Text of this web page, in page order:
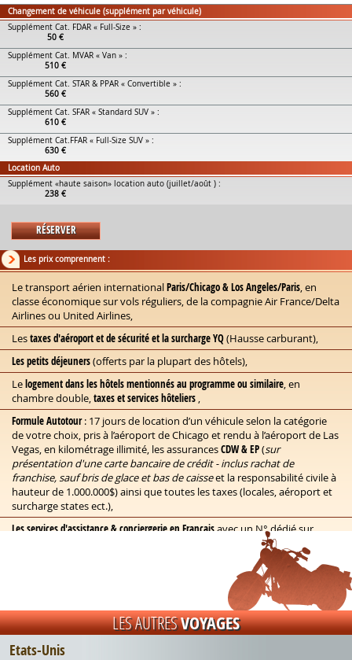
LES AUTRESVOYAGES
Etats-Unis
Changement de véhicule (supplément par véhicule)
Supplément Cat. FDAR « Full-Size » :
50 €
Supplément Cat. MVAR « Van » :
510 €
Supplément Cat. STAR & PPAR « Convertible » :
560 €
Supplément Cat. SFAR « Standard SUV » :
610 €
Supplément Cat.FFAR « Full-Size SUV » :
630 €
Location Auto
Supplément «haute saison» location auto (juillet/août ) :
238 €
RÉSERVER
Les prix comprennent :
Le transport aérien internationalParis/Chicago & Los Angeles/Paris, en
classe économique sur vols réguliers, de la compagnie Air France/Delta
Airlines ou United Airlines,
Lestaxes d'aéroport et de sécurité et la surcharge YQ(Hausse carburant),
Les petits déjeuners(offerts par la plupart des hôtels),
Lelogement dans les hôtels mentionnés au programme ou similaire, en
chambre double,taxes et services hôteliers ,
Formule Autotour: 17 jours de location d’un véhicule selon la catégorie
de votre choix, pris à l’aéroport de Chicago et rendu à l’aéroport de Las
Vegas, en kilométrage illimité, les assurancesCDW & EP(sur
présentation d'une carte bancaire de crédit - inclus rachat de
franchise, sauf bris de glace et bas de caisseet la responsabilité civile à
hauteur de 1.000.000$) ainsi que toutes les taxes (locales, aéroport et
surcharge states ect.),
Les services d'assistance & conciergerie en Françaisavec un N° dédié sur
: informations pratiques, un guide digital
Ces prix ne comprennent pas :
Les repas: sauf petits-déjeuners offerts, l'essence, visites et parkings (aux